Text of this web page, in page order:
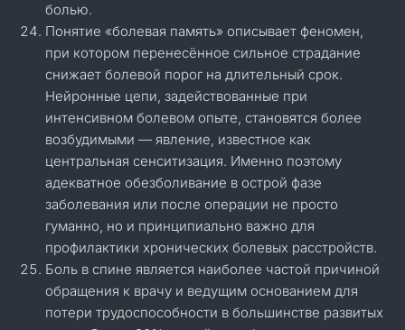
болью.
Понятие «болевая память» описывает феномен,
при котором перенесённое сильное страдание
снижает болевой порог на длительный срок.
Нейронные цепи, задействованные при
интенсивном болевом опыте, становятся более
возбудимыми — явление, известное как
центральная сенситизация. Именно поэтому
адекватное обезболивание в острой фазе
заболевания или после операции не просто
гуманно, но и принципиально важно для
профилактики хронических болевых расстройств.
Боль в спине является наиболее частой причиной
обращения к врачу и ведущим основанием для
потери трудоспособности в большинстве развитых